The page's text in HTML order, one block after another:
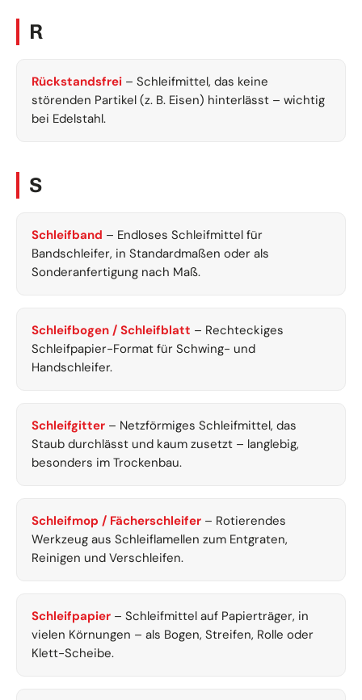
R
Rückstandsfrei – Schleifmittel, das keine
störenden Partikel (z. B. Eisen) hinterlässt – wichtig
bei Edelstahl.
S
Schleifband – Endloses Schleifmittel für
Bandschleifer, in Standardmaßen oder als
Sonderanfertigung nach Maß.
Schleifbogen / Schleifblatt – Rechteckiges
Schleifpapier-Format für Schwing- und
Handschleifer.
Schleifgitter – Netzförmiges Schleifmittel, das
Staub durchlässt und kaum zusetzt – langlebig,
besonders im Trockenbau.
Schleifmop / Fächerschleifer – Rotierendes
Werkzeug aus Schleiflamellen zum Entgraten,
Reinigen und Verschleifen.
Schleifpapier – Schleifmittel auf Papierträger, in
vielen Körnungen – als Bogen, Streifen, Rolle oder
Klett-Scheibe.